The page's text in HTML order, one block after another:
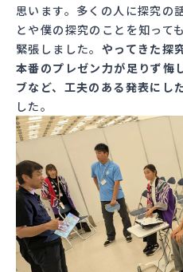
思います。多くの人に探究の
とや僕の探究のことを知って
緊張しました。 やってきた探
本番のプレゼン力が足りず悔
ブなど、工夫のある発表にし
した。